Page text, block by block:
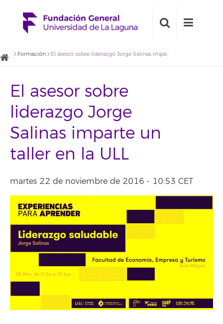
Formación El asesor sobre liderazgo Jorge Salinas imparte un taller en la ULL
El asesor sobre
liderazgo Jorge
Salinas imparte un
taller en la ULL
martes 22 de noviembre de 2016 - 10:53 CET